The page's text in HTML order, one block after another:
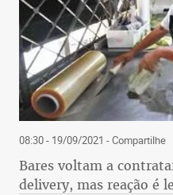
08:30 - 19/09/2021 - Compartilhe
Bares voltam a
delivery, mas reação é